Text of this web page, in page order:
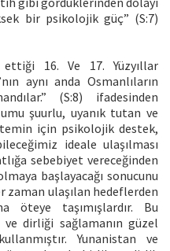
bir psikolojik güç” (S:7)
16. Ve 17. Yüzyıllar
aynı anda Osmanlıların
(S:8) ifadesinden
şuurlu, uyanık tutan ve
için psikolojik destek,
ideale ulaşılması
sebebiyet vereceğinden
başlayacağı sonucunu
ulaşılan hedeflerden
öteye taşımışlardır. Bu
dirliği sağlamanın güzel
Yunanistan ve